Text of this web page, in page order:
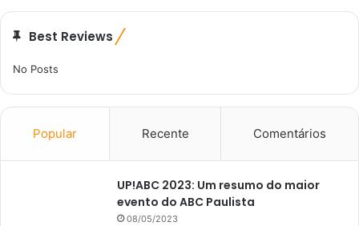
Best Reviews
No Posts
Popular Recente Comentários
UP!ABC 2023: Um resumo do maior
evento do ABC Paulista
08/05/2023